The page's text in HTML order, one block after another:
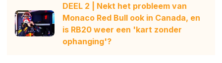
DEEL 2 | Nekt het probleem van
Monaco Red Bull ook in Canada, en
is RB20 weer een 'kart zonder
ophanging'?